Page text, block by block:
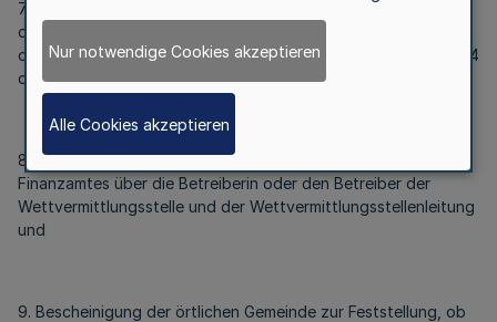
7. Angaben zur Ausstattung, Beschaffenheit und Einteilung
der Wettvermittlungsstelle sowie, wenn vorhanden, die
diesbezügliche Baugenehmigung im Hinblick auf § 13 Absatz 14
des Ausführungsgesetzes NRW Glücksspielstaatsvertrag,
8. Bescheinigung in Steuersachen des zuständigen
Finanzamtes über die Betreiberin oder den Betreiber der
Wettvermittlungsstelle und der Wettvermittlungsstellenleitung
und
9. Bescheinigung der örtlichen Gemeinde zur Feststellung, ob
Nur notwendige Cookies akzeptieren
Alle Cookies akzeptieren